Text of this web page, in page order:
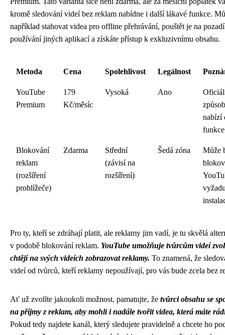
kromě sledování videí bez reklam nabídne i další lákavé funkce.
například stahovat videa pro offline přehrávání, pouštět je na
používání jiných aplikací a získáte přístup k exkluzivnímu obsahu.
Metoda Cena Spolehlivost Legálnost
YouTube
Premium
179
Kč/měsíc
Vysoká Ano
nabízí
funkce
Blokování
reklam
(rozšíření
prohlížeče)
Zdarma
Střední
(závisí na
rozšíření)
Šedá zóna
Může
Pro ty, kteří se zdráhají platit, ale reklamy jim vadí, je tu skvělá
v podobě blokování reklam. YouTube umožňuje tvůrcům videí
chtějí na svých videích zobrazovat reklamy. To znamená, že
videí od tvůrců, kteří reklamy nepoužívají, pro vás bude zcela bez
Ať už zvolíte jakoukoli možnost, pamatujte, že tvůrci obsahu se
na příjmy z reklam, aby mohli i nadále tvořit videa, která máte
Pokud tedy najdete kanál, který sledujete pravidelně a chcete ho